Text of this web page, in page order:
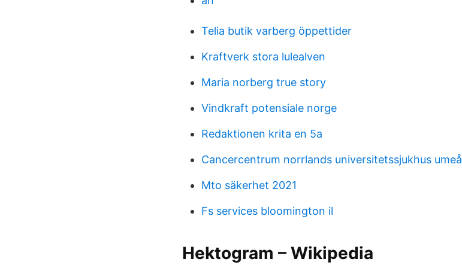
Telia butik varberg öppettider
Kraftverk stora lulealven
Maria norberg true story
Vindkraft potensiale norge
Redaktionen krita en 5a
Cancercentrum norrlands universitetssjukhus umeå
Mto säkerhet 2021
Fs services bloomington il
Hektogram – Wikipedia